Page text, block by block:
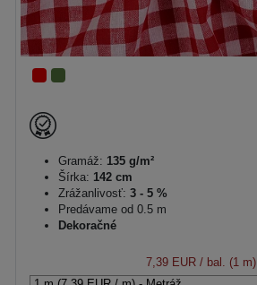
Gramáž: 135 g/m²
Šírka: 142 cm
Zrážanlivosť: 3 - 5 %
Predávame od 0.5 m
Dekoračné
7,39 EUR/ bal. (1 m)